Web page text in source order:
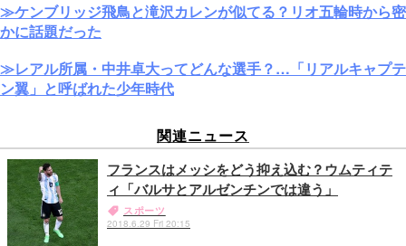
≫ケンブリッジ飛鳥と滝沢カレンが似てる？リオ五輪時から密
かに話題だった
≫レアル所属・中井卓大ってどんな選手？…「リアルキャプテ
ン翼」と呼ばれた少年時代
関連ニュース
フランスはメッシをどう抑え込む？ウムティテ
ィ「バルサとアルゼンチンでは違う」
スポーツ
2018.6.29 Fri 20:15